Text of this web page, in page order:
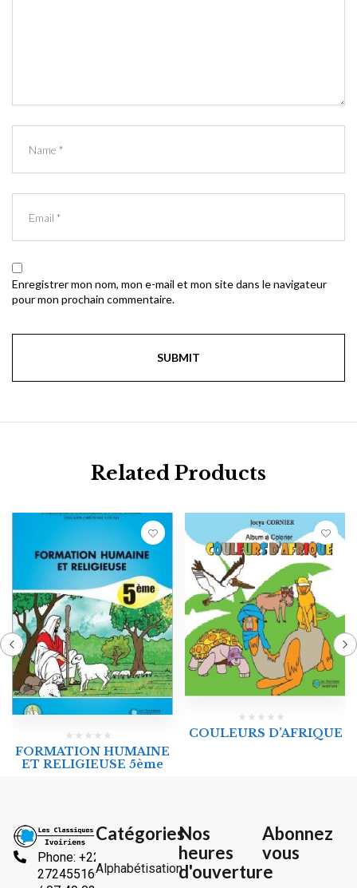
Enregistrer mon nom, mon e-mail et mon site dans le navigateur
pour mon prochain commentaire.
Related Products
FORMATION HUMAINE
ET RELIGIEUSE 5ème
COULEURS D’AFRIQUE
Phone: +225
2724551666
Catégories
Alphabétisation
Nos
heures
d'ouverture
Abonnez
vous